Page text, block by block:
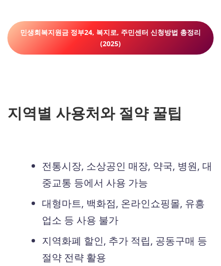
민생회복지원금 정부24, 복지로, 주민센터 신청방법 총정리
(2025)
지역별 사용처와 절약 꿀팁
전통시장, 소상공인 매장, 약국, 병원, 대
중교통 등에서 사용 가능
대형마트, 백화점, 온라인쇼핑몰, 유흥
업소 등 사용 불가
지역화폐 할인, 추가 적립, 공동구매 등
절약 전략 활용